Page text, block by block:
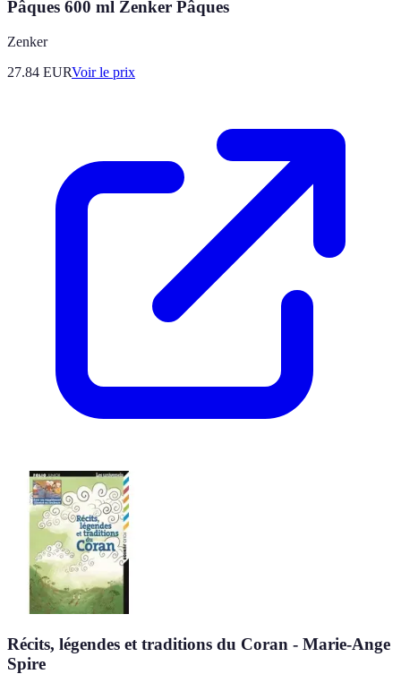
Pâques 600 ml Zenker Pâques
Zenker
27.84 EURVoir le prix
Récits, légendes et traditions du Coran - Marie-Ange
Spire